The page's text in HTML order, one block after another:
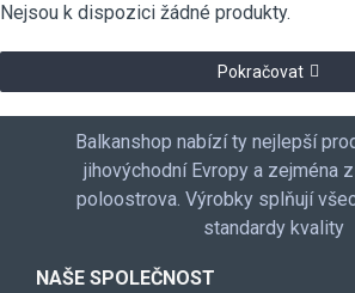
Nejsou k dispozici žádné produkty.
Pokračovat
Balkanshop nabízí ty nejlepší
jihovýchodní Evropy a zejména
poloostrova. Výrobky splňují
standardy kvality
NAŠE SPOLEČNOST